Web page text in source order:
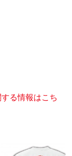
る情報はこち